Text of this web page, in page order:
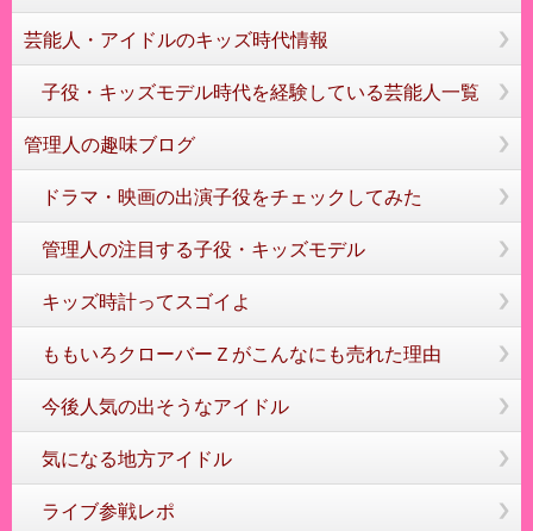
芸能人・アイドルのキッズ時代情報
子役・キッズモデル時代を経験している芸能人一覧
管理人の趣味ブログ
ドラマ・映画の出演子役をチェックしてみた
管理人の注目する子役・キッズモデル
キッズ時計ってスゴイよ
ももいろクローバーＺがこんなにも売れた理由
今後人気の出そうなアイドル
気になる地方アイドル
ライブ参戦レポ